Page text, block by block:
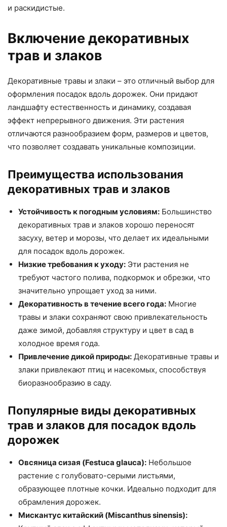
и раскидистые.
Включение декоративных
трав и злаков
Декоративные травы и злаки – это отличный выбор для
оформления посадок вдоль дорожек. Они придают
ландшафту естественность и динамику, создавая
эффект непрерывного движения. Эти растения
отличаются разнообразием форм, размеров и цветов,
что позволяет создавать уникальные композиции.
Преимущества использования
декоративных трав и злаков
Устойчивость к погодным условиям: Большинство
декоративных трав и злаков хорошо переносят
засуху, ветер и морозы, что делает их идеальными
для посадок вдоль дорожек.
Низкие требования к уходу: Эти растения не
требуют частого полива, подкормок и обрезки, что
значительно упрощает уход за ними.
Декоративность в течение всего года: Многие
травы и злаки сохраняют свою привлекательность
даже зимой, добавляя структуру и цвет в сад в
холодное время года.
Привлечение дикой природы: Декоративные травы и
злаки привлекают птиц и насекомых, способствуя
биоразнообразию в саду.
Популярные виды декоративных
трав и злаков для посадок вдоль
дорожек
Овсяница сизая (Festuca glauca): Небольшое
растение с голубовато-серыми листьями,
образующее плотные кочки. Идеально подходит для
обрамления дорожек.
Мискантус китайский (Miscanthus sinensis):